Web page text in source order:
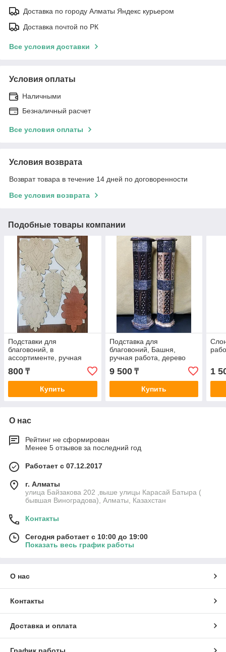
Доставка по городу Алматы Яндекс курьером
Доставка почтой по РК
Все условия доставки
Условия оплаты
Наличными
Безналичный расчет
Все условия оплаты
Условия возврата
Возврат товара в течение 14 дней по договоренности
Все условия возврата
Подобные товары компании
Подставки для
благовоний, в
ассортименте, ручная
работа
800 ₸
Купить
Подставка для
благовоний, Башня,
ручная работа, дерево
Сандал, Индия
9 500₸
Купить
1
О нас
Рейтинг не сформирован
Менее 5 отзывов за последний год
Работает с 07.12.2017
г. Алматы
улица Байзакова 202 ,выше улицы Карасай Батыра (
бывшая Виноградова), Алматы, Казахстан
Контакты
Сегодня работает с 10:00 до 19:00
Показать весь график работы
О нас
Контакты
Доставка и оплата